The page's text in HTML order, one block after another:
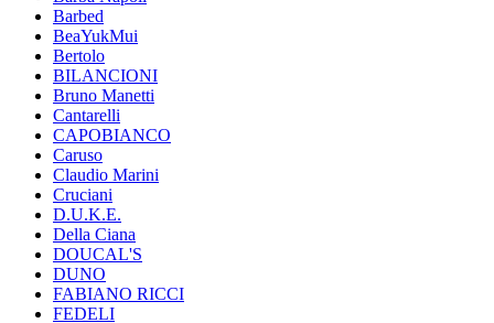
Barbed
BeaYukMui
Bertolo
BILANCIONI
Bruno Manetti
Cantarelli
CAPOBIANCO
Caruso
Claudio Marini
Cruciani
D.U.K.E.
Della Ciana
DOUCAL'S
DUNO
FABIANO RICCI
FEDELI